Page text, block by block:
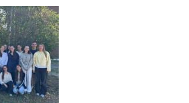
AKTUELLEM
DIGITALEN
PRODUKT!